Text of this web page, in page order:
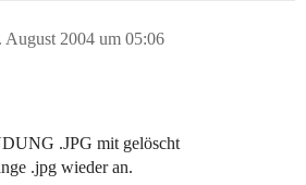
August 2004 um 05:06
.JPG mit gelöscht
.jpg wieder an.